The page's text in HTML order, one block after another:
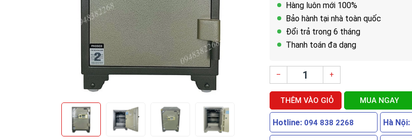
Hàng luôn mới 100%
Bảo hành tại nhà toàn quốc
Đổi trả trong 6 tháng
Thanh toán đa dạng
– +
THÊM VÀO GIỎ MUA NGAY
Hotline: 094 838 2268 Hà Nội: